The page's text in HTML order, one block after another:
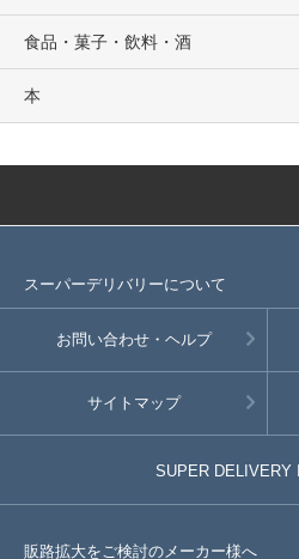
食品・菓子・飲料・酒
本
スーパーデリバリーについて
お問い合わせ・ヘルプ
サイトマップ
SUPER DELIVERY
販路拡大をご検討のメーカー様へ